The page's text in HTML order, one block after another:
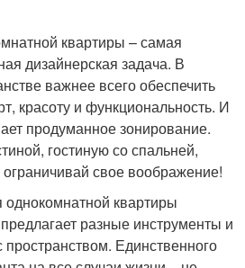
квартиры – самая
дизайнерская задача. В
важнее всего обеспечить
красоту и функциональность. И
продуманное зонирование.
гостиную со спальней,
свое воображение!
квартиры
разные инструменты и
Единственного